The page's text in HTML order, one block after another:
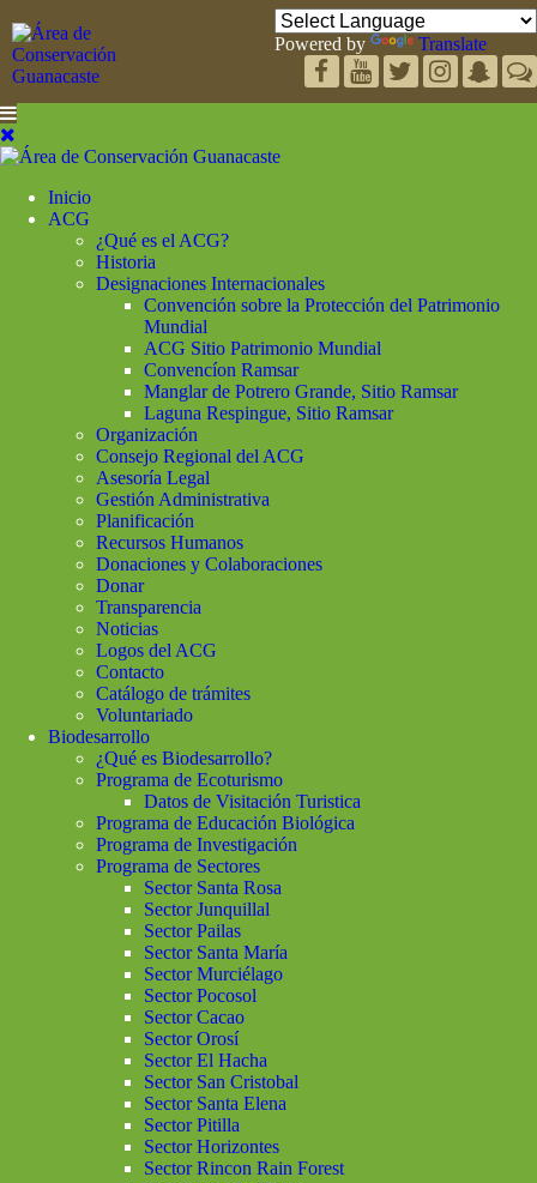
Powered by Translate
Inicio
ACG
¿Qué es el ACG?
Historia
Designaciones Internacionales
Convención sobre la Protección del Patrimonio
Mundial
ACG Sitio Patrimonio Mundial
Convencíon Ramsar
Manglar de Potrero Grande, Sitio Ramsar
Laguna Respingue, Sitio Ramsar
Organización
Consejo Regional del ACG
Asesoría Legal
Gestión Administrativa
Planificación
Recursos Humanos
Donaciones y Colaboraciones
Donar
Transparencia
Noticias
Logos del ACG
Contacto
Catálogo de trámites
Voluntariado
Biodesarrollo
¿Qué es Biodesarrollo?
Programa de Ecoturismo
Datos de Visitación Turistica
Programa de Educación Biológica
Programa de Investigación
Programa de Sectores
Sector Santa Rosa
Sector Junquillal
Sector Pailas
Sector Santa María
Sector Murciélago
Sector Pocosol
Sector Cacao
Sector Orosí
Sector El Hacha
Sector San Cristobal
Sector Santa Elena
Sector Pitilla
Sector Horizontes
Sector Rincon Rain Forest